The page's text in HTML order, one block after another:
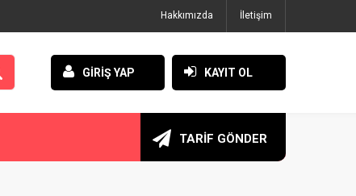
Hakkımızda İletişim
GİRİŞ YAP KAYIT OL
TARİF GÖNDER